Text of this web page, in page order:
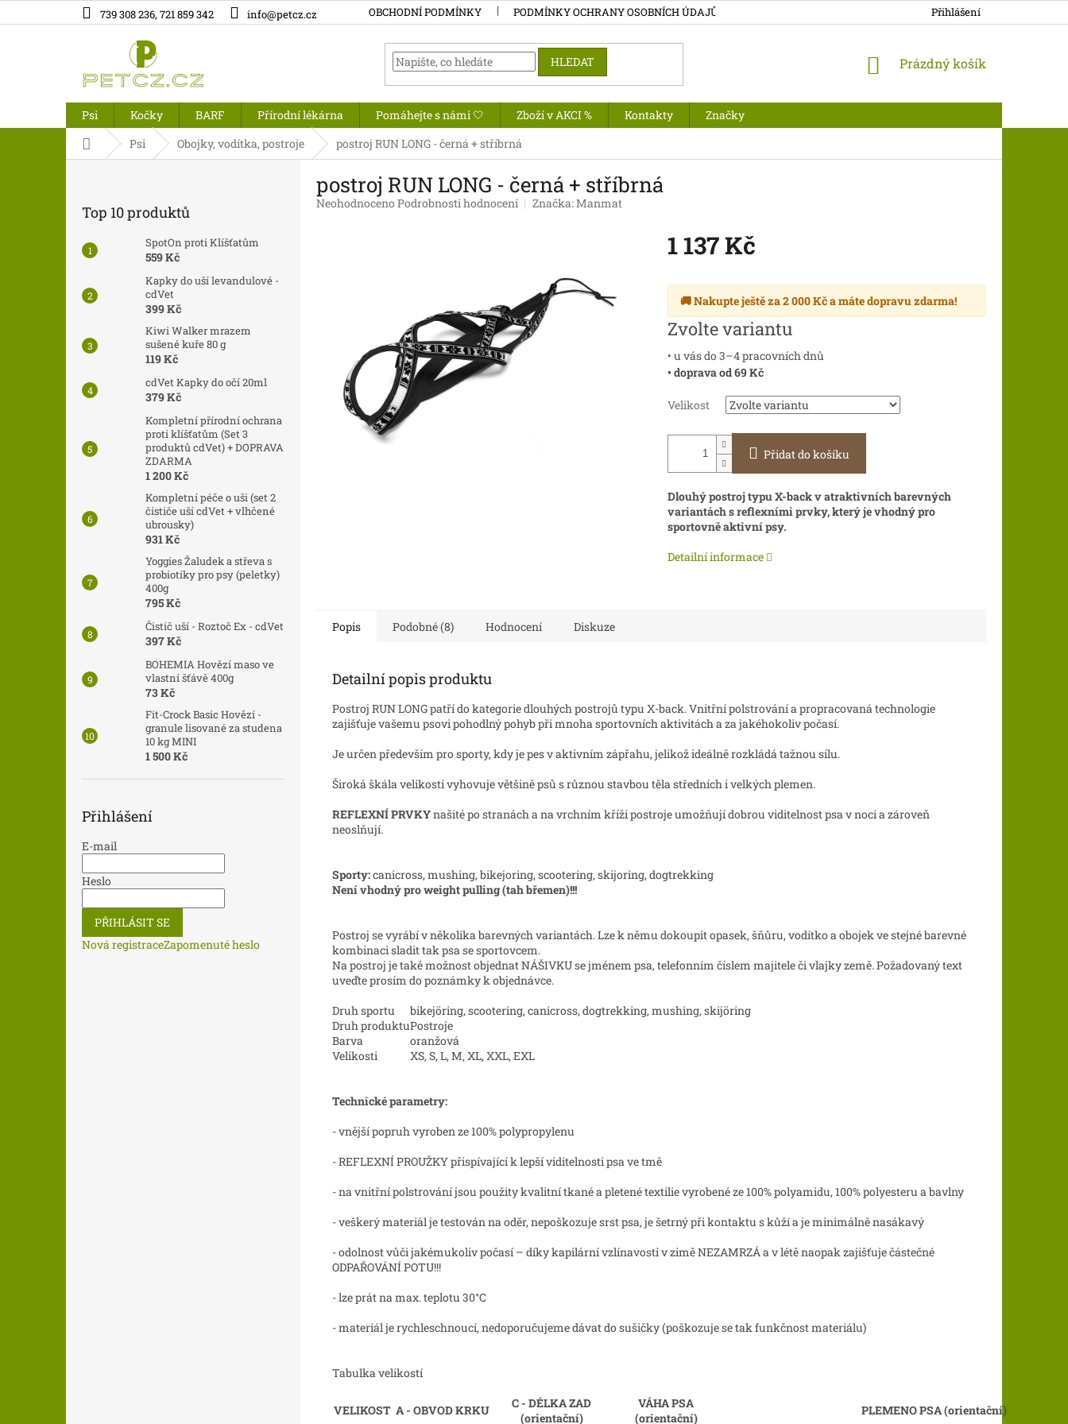
na
739 308 236, 721 859 342 info@petcz.cz OBCHODNÍ PODMÍNKY PODMÍNKY OCHRANY OSOBNÍCH ÚDAJŮ Přihlášení
HLEDAT
NÁKUPNÍ
Prázdný košík
Psi Kočky BARF Přírodní lékárna Pomáhejte s námi 🤍 Zboží v AKCI % Kontakty
Značky
Domů Psi Obojky, vodítka, postroje postroj RUN LONG - černá + stříbrná
Top 10 produktů
SpotOn proti Klíšťatům
559 Kč
Kapky do uší levandulové -
cdVet
399 Kč
Kiwi Walker mrazem
sušené kuře 80 g
119 Kč
cdVet Kapky do očí 20ml
379 Kč
Kompletní přírodní ochrana
proti klíšťatům (Set 3
produktů cdVet) + DOPRAVA
ZDARMA
1 200 Kč
Kompletní péče o uši (set 2
čističe uší cdVet + vlhčené
ubrousky)
931 Kč
Yoggies Žaludek a střeva s
probiotiky pro psy (peletky)
400g
795 Kč
Čistič uší - Roztoč Ex - cdVet
397 Kč
BOHEMIA Hovězí maso ve
vlastní šťávě 400g
73 Kč
Fit-Crock Basic Hovězí -
granule lisované za studena
10 kg MINI
1 500 Kč
Přihlášení
E-mail
Heslo
PŘIHLÁSIT SE
Nová registraceZapomenuté heslo
postroj RUN LONG - černá + stříbrná
Průměrné
Neohodnoceno Podrobnosti hodnocení Značka:Manmat
1 137 Kč
cena:
🚚 Nakupte ještě za2 000 Kča mátedopravu zdarma!
Zvolte variantu
• u vás do 3–4 pracovních dnů
• doprava od 69 Kč
Velikost
Přidat do košíku
Dlouhý postroj typu X-back v atraktivních barevných
variantách s reflexními prvky, který je vhodný pro
sportovně aktivní psy.
Detailní informace
Popis Podobné (8) Hodnocení Diskuze
Detailní popis produktu
Postroj RUN LONG patří do kategorie dlouhých postrojů typu X-back. Vnitřní polstrování a propracovaná technologie
zajišťuje vašemu psovi pohodlný pohyb při mnoha sportovních aktivitách a za jakéhokoliv počasí.
Je určen především pro sporty, kdy je pes v aktivním zápřahu, jelikož ideálně rozkládá tažnou sílu.
Široká škála velikostí vyhovuje většině psů s různou stavbou těla středních i velkých plemen.
REFLEXNÍ PRVKYnašité po stranách a na vrchním kříži postroje umožňují dobrou viditelnost psa v noci a zároveň
neoslňují.
Sporty:canicross, mushing, bikejoring, scootering, skijoring, dogtrekking
Není vhodný pro weight pulling (tah břemen)!!!
Postroj se vyrábí v několika barevných variantách. Lze k němu dokoupit opasek, šňůru, vodítko a obojek ve stejné barevné
kombinaci sladit tak psa se sportovcem.
Na postroj je také možnost objednat NÁŠIVKU se jménem psa, telefonním číslem majitele či vlajky země. Požadovaný text
uveďte prosím do poznámky k objednávce.
Druh sportu
bikejöring, scootering, canicross, dogtrekking, mushing, skijöring
Druh produktuPostroje
Barva
oranžová
Velikosti
XS, S, L, M, XL, XXL, EXL
Technické parametry:
- vnější popruh vyroben ze 100% polypropylenu
- REFLEXNÍ PROUŽKY přispívající k lepší viditelnosti psa ve tmě
- na vnitřní polstrování jsou použity kvalitní tkané a pletené textilie vyrobené ze 100% polyamidu, 100% polyesteru a bavlny
- veškerý materiál je testován na oděr, nepoškozuje srst psa, je šetrný při kontaktu s kůží a je minimálně nasákavý
- odolnost vůči jakémukoliv počasí – díky kapilární vzlínavosti v zimě NEZAMRZÁ a v létě naopak zajišťuje částečné
ODPAŘOVÁNÍ POTU!!!
- lze prát na max. teplotu 30°C
- materiál je rychleschnoucí, nedoporučujeme dávat do sušičky (poškozuje se tak funkčnost materiálu)
Tabulka velikostí
VELIKOST A - OBVOD KRKU
C - DÉLKA ZAD
(orientační)
VÁHA PSA
(orientační)
PLEMENO PSA (orientační)